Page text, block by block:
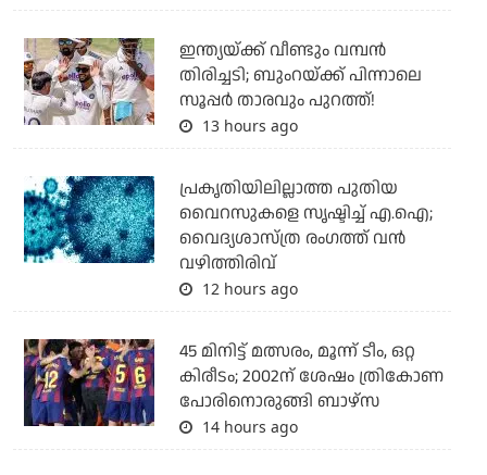
ഇന്ത്യയ്ക്ക് വീണ്ടും വമ്പന്‍
തിരിച്ചടി; ബുംറയ്ക്ക് പിന്നാലെ
സൂപ്പര്‍ താരവും പുറത്ത്!
13 hours ago
പ്രകൃതിയിലില്ലാത്ത പുതിയ
വൈറസുകളെ സൃഷ്ടിച്ച് എ.ഐ;
വൈദ്യശാസ്ത്ര രംഗത്ത് വന്‍
വഴിത്തിരിവ്
12 hours ago
45 മിനിട്ട് മത്സരം, മൂന്ന് ടീം, ഒറ്റ
കിരീടം; 2002ന് ശേഷം ത്രികോണ
പോരിനൊരുങ്ങി ബാഴ്‌സ
14 hours ago